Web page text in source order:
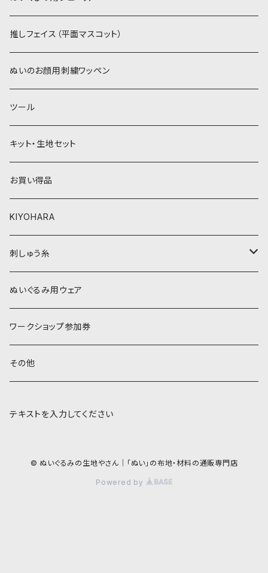
パウダーボア（4mm）
ウィッグボア（8cm）
黄色・クリーム系
ベージュ・ブラウン系
黄色・クリーム系
ベージュ・ブラウン系
リボン
推しフェイス（平面マスコット）
ぬいのお顔用刺繍ワッペン
ツール
キット・生地セット
お買い得品
KIYOHARA
刺しゅう糸
COSMO 25番刺しゅう糸
ぬいぐるみ用ウェア
ワークショップ参加券
その他
テキストを入力してください
© ぬいぐるみの生地やさん｜「ぬい」の布地・材料の通販専門店
Powered by